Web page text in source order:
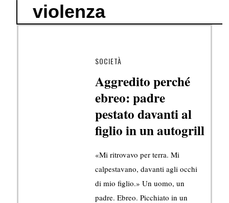
violenza
SOCIETÀ
Aggredito perché
ebreo: padre
pestato davanti al
figlio in un autogrill
«Mi ritrovavo per terra. Mi
calpestavano, davanti agli occhi
di mio figlio.» Un uomo, un
padre. Ebreo. Picchiato in un